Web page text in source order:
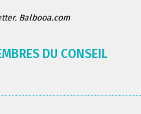
Balbooa.com
DU CONSEIL